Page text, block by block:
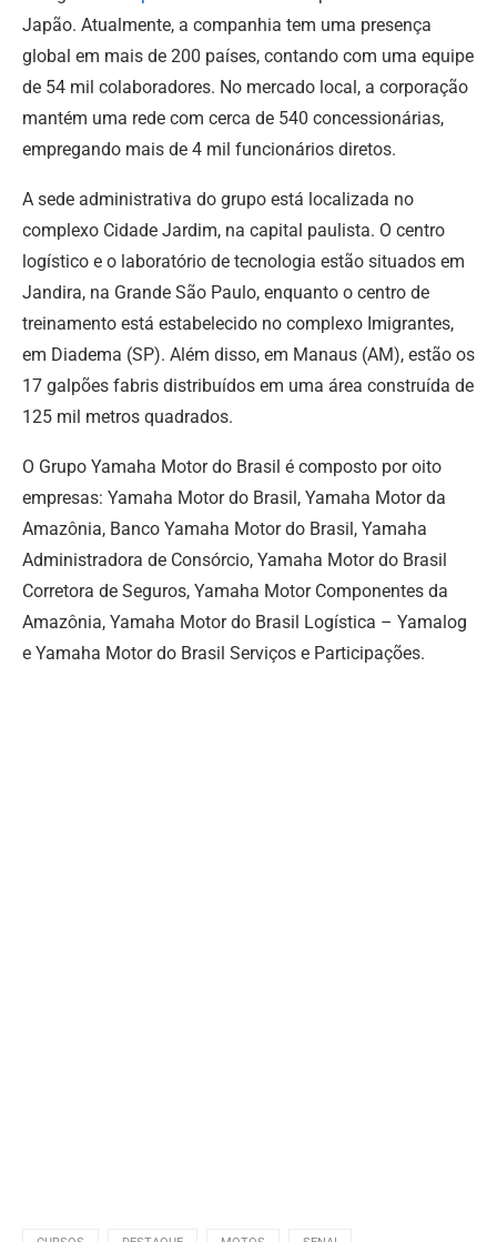
Japão. Atualmente, a companhia tem uma presença
global em mais de 200 países, contando com uma equipe
de 54 mil colaboradores. No mercado local, a corporação
mantém uma rede com cerca de 540 concessionárias,
empregando mais de 4 mil funcionários diretos.
A sede administrativa do grupo está localizada no
complexo Cidade Jardim, na capital paulista. O centro
logístico e o laboratório de tecnologia estão situados em
Jandira, na Grande São Paulo, enquanto o centro de
treinamento está estabelecido no complexo Imigrantes,
em Diadema (SP). Além disso, em Manaus (AM), estão os
17 galpões fabris distribuídos em uma área construída de
125 mil metros quadrados.
O Grupo Yamaha Motor do Brasil é composto por oito
empresas: Yamaha Motor do Brasil, Yamaha Motor da
Amazônia, Banco Yamaha Motor do Brasil, Yamaha
Administradora de Consórcio, Yamaha Motor do Brasil
Corretora de Seguros, Yamaha Motor Componentes da
Amazônia, Yamaha Motor do Brasil Logística – Yamalog
e Yamaha Motor do Brasil Serviços e Participações.